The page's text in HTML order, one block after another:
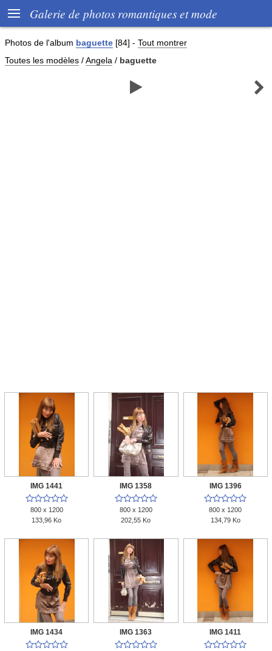
 Galerie de photos romantiques et mode
Photos de l'album baguette [84] - Tout montrer
Toutes les modèles /Angela / baguette
 
IMG 1441

800 x 1200
133,96 Ko
IMG 1358

800 x 1200
202,55 Ko
IMG 1396

800 x 1200
134,79 Ko
IMG 1434

IMG 1363

IMG 1411
